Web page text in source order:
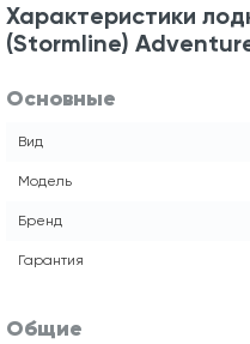
Характеристики
(Stormline)
Основные
Вид
Модель
Бренд
Гарантия
Общие